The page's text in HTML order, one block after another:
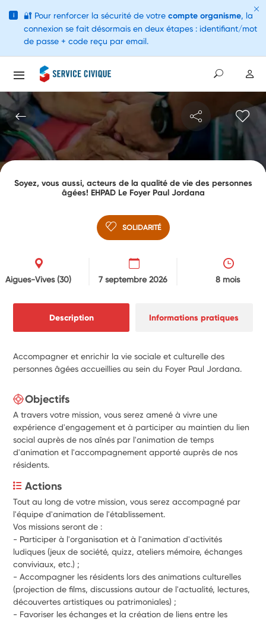
Soyez, vous aussi, acteurs de la qualité de vie des personnes
âgées! EHPAD Le Foyer Paul Jordana
SOLIDARITÉ
Aigues-Vives(30) 7 septembre 2026 8 mois
Description Informations pratiques
Accompagner et enrichir la vie sociale et culturelle des
personnes âgées accueillies au sein du Foyer Paul Jordana.
Objectifs
A travers votre mission, vous serez amené à vivre une
expérience d'engagement et à participer au maintien du lien
social auprès de nos aînés par l'animation de temps
d'animation et l'accompagnement apporté auprès de nos
résidents.
Actions
Tout au long de votre mission, vous serez accompagné par
l'équipe d'animation de l'établissement.
Vos missions seront de :
- Participer à l'organisation et à l'animation d'activités
ludiques (jeux de société, quizz, ateliers mémoire, échanges
conviviaux, etc.) ;
- Accompagner les résidents lors des animations culturelles
(projection de films, discussions autour de l'actualité, lectures,
découvertes artistiques ou patrimoniales) ;
- Favoriser les échanges et la création de liens entre les
i 🔐 Pour renforcer la sécurité de votre compte organisme, la
connexion se fait désormais en deux étapes : identifiant/mot
de passe + code reçu par email.